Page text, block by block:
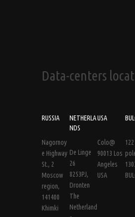
Data-centers
RUSSIA
Nagornoy
e Highway
St., 2
Moscow
region,
141400
Khimki
NETHERLA
NDS
De Linge
26
8253PJ,
Dronten
The
Netherland
USA
Colo@
90013 Los
Angeles
USA